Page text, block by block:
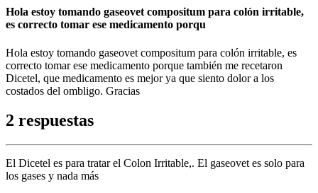
Hola estoy tomando gaseovet compositum para colón irritable,
es correcto tomar ese medicamento porqu
Hola estoy tomando gaseovet compositum para colón irritable, es
correcto tomar ese medicamento porque también me recetaron
Dicetel, que medicamento es mejor ya que siento dolor a los
costados del ombligo. Gracias
2 respuestas
El Dicetel es para tratar el Colon Irritable,. El gaseovet es solo para
los gases y nada más